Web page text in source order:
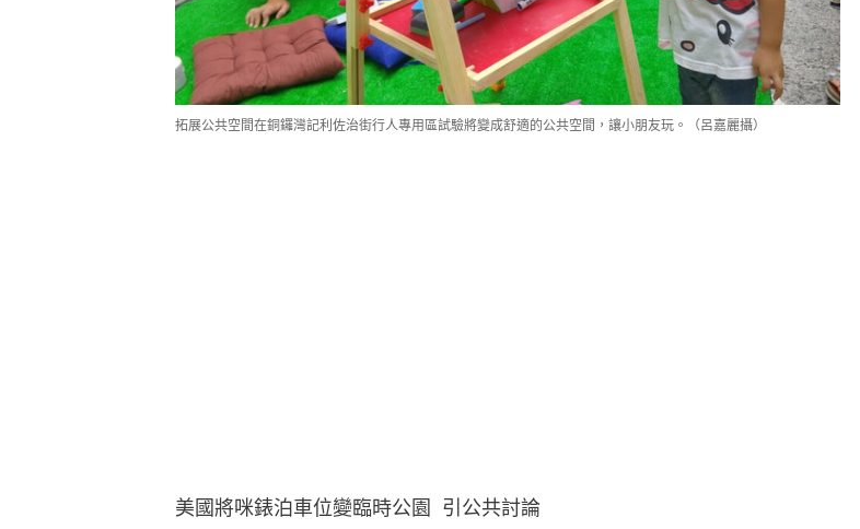
拓展公共空間在銅鑼灣記利佐治街行人專用區試驗將變成舒適的公共空間，讓小朋友玩。（呂嘉麗攝）
美國將咪錶泊車位變臨時公園  引公共討論